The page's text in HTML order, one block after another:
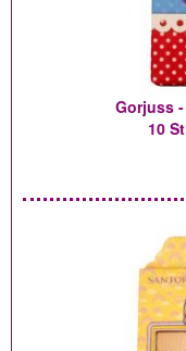
Gorjuss
10